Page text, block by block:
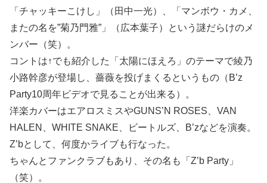
「チャッキーこけし」（田中一光）、「マンボウ・カメ、
またの名を”菊乃門雅”」（広本葉子）という謎だらけのメ
ンバー（笑）。
コントは↑でも紹介した「太陽にほえろ」のテーマで綾乃
小路幹彦が登場し、薔薇を投げまくるというもの（B’z
Party10周年ビデオで見ることが出来る）。
洋楽カバーはエアロスミスやGUNS’N ROSES、VAN
HALEN、WHITE SNAKE、ビートルズ、B’zなどを演奏。
Z’bとして、何度かライブも行なった。
ちゃんとファンクラブもあり、その名も「Z’b Party」
（笑）。